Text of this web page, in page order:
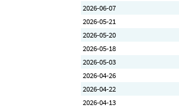
2026-06-07
2026-05-21
2026-05-20
2026-05-18
2026-05-03
2026-04-26
2026-04-22
2026-04-13